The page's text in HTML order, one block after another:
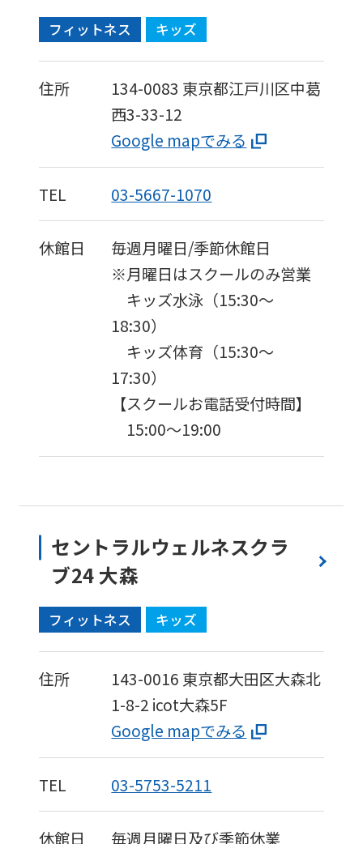
フィットネス キッズ
住所 134-0083 東京都江戸川区中葛
西3-33-12
Google mapでみる
TEL 03-5667-1070
休館日
毎週月曜日/季節休館日
※月曜日はスクールのみ営業
キッズ水泳（15:30〜
18:30）
キッズ体育（15:30〜
17:30）
【スクールお電話受付時間】
15:00〜19:00
セントラルウェルネスクラ
ブ24 大森
フィットネス キッズ
住所 143-0016 東京都大田区大森北
1-8-2 icot大森5F
Google mapでみる
TEL 03-5753-5211
休館日 毎週月曜日及び季節休業